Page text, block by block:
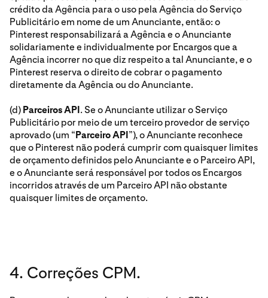
crédito da Agência para o uso pela Agência do Serviço
Publicitário em nome de um Anunciante, então: o
Pinterest responsabilizará a Agência e o Anunciante
solidariamente e individualmente por Encargos que a
Agência incorrer no que diz respeito a tal Anunciante, e o
Pinterest reserva o direito de cobrar o pagamento
diretamente da Agência ou do Anunciante.
(d) Parceiros API. Se o Anunciante utilizar o Serviço
Publicitário por meio de um terceiro provedor de serviço
aprovado (um “Parceiro API”), o Anunciante reconhece
que o Pinterest não poderá cumprir com quaisquer limites
de orçamento definidos pelo Anunciante e o Parceiro API,
e o Anunciante será responsável por todos os Encargos
incorridos através de um Parceiro API não obstante
quaisquer limites de orçamento.
4. Correções CPM.